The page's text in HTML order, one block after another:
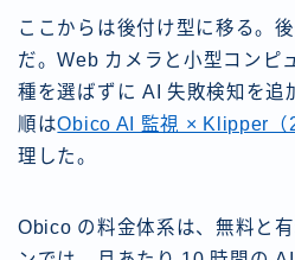
ここからは後付け型に移る。
だ。Web カメラと小型コンピ
種を選ばずに AI 失敗検知を追
順はObico AI 監視 × Klipper（
理した。
Obico の料金体系は、無料と